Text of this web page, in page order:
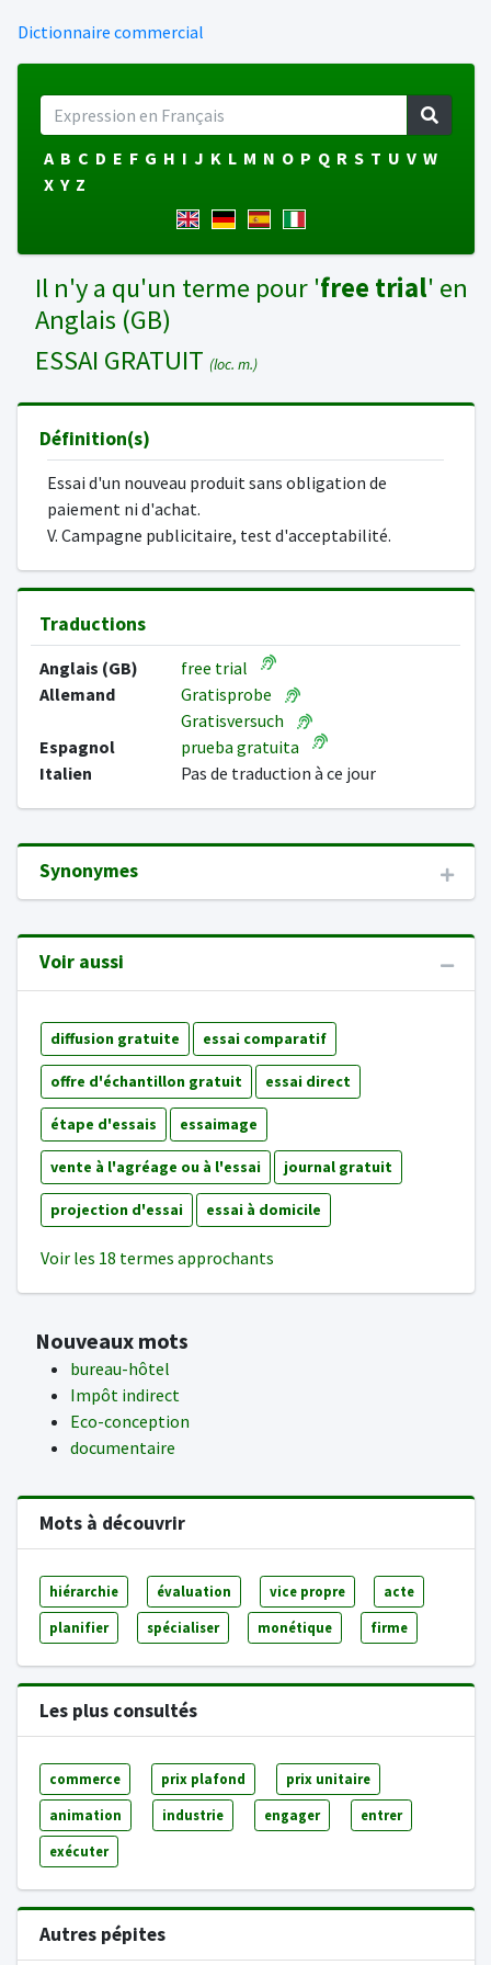
Dictionnaire commercial
A B C D E F G H I J K L M N O P Q R S T U V W
X Y Z
Il n'y a qu'un terme pour 'free trial' en
Anglais (GB)
ESSAI GRATUIT (loc. m.)
Définition(s)
Essai d'un nouveau produit sans obligation de
paiement ni d'achat.
V. Campagne publicitaire, test d'acceptabilité.
Traductions
Anglais (GB)
free trial
Allemand
Gratisprobe
Gratisversuch
Espagnol
prueba gratuita
Italien
Pas de traduction à ce jour
Synonymes
Voir aussi
diffusion gratuite essai comparatif
offre d'échantillon gratuit essai direct
étape d'essais essaimage
vente à l'agréage ou à l'essai journal gratuit
projection d'essai essai à domicile
Voir les 18 termes approchants
Nouveaux mots
bureau-hôtel
Impôt indirect
Eco-conception
documentaire
Mots à découvrir
hiérarchie évaluation vice propre acte
planifier spécialiser monétique firme
Les plus consultés
commerce prix plafond prix unitaire
animation industrie engager entrer
exécuter
Autres pépites